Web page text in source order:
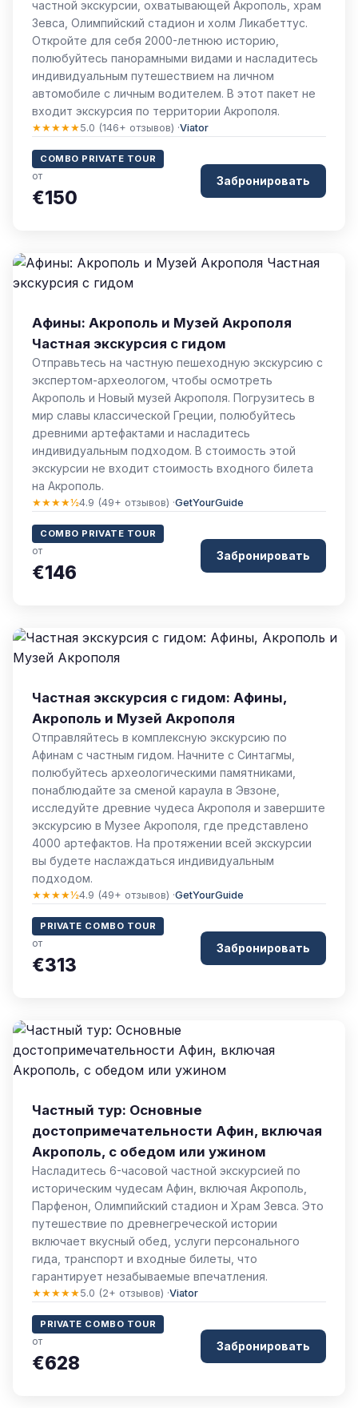
частной экскурсии, охватывающей Акрополь, храм
Зевса, Олимпийский стадион и холм Ликабеттус.
Откройте для себя 2000-летнюю историю,
полюбуйтесь панорамными видами и насладитесь
индивидуальным путешествием на личном
автомобиле с личным водителем. В этот пакет не
входит экскурсия по территории Акрополя.
★★★★★5.0 (146+ отзывов) ·Viator
COMBO PRIVATE TOUR
от
€150
Забронировать
Афины: Акрополь и Музей Акрополя
Частная экскурсия с гидом
Отправьтесь на частную пешеходную экскурсию с
экспертом-археологом, чтобы осмотреть
Акрополь и Новый музей Акрополя. Погрузитесь в
мир славы классической Греции, полюбуйтесь
древними артефактами и насладитесь
индивидуальным подходом. В стоимость этой
экскурсии не входит стоимость входного билета
на Акрополь.
★★★★½4.9 (49+ отзывов) ·GetYourGuide
COMBO PRIVATE TOUR
от
€146
Забронировать
Частная экскурсия с гидом: Афины,
Акрополь и Музей Акрополя
Отправляйтесь в комплексную экскурсию по
Афинам с частным гидом. Начните с Синтагмы,
полюбуйтесь археологическими памятниками,
понаблюдайте за сменой караула в Эвзоне,
исследуйте древние чудеса Акрополя и завершите
экскурсию в Музее Акрополя, где представлено
4000 артефактов. На протяжении всей экскурсии
вы будете наслаждаться индивидуальным
подходом.
★★★★½4.9 (49+ отзывов) ·GetYourGuide
PRIVATE COMBO TOUR
от
€313
Забронировать
Частный тур: Основные
достопримечательности Афин, включая
Акрополь, с обедом или ужином
Насладитесь 6-часовой частной экскурсией по
историческим чудесам Афин, включая Акрополь,
Парфенон, Олимпийский стадион и Храм Зевса. Это
путешествие по древнегреческой истории
включает вкусный обед, услуги персонального
гида, транспорт и входные билеты, что
гарантирует незабываемые впечатления.
★★★★★5.0 (2+ отзывов) ·Viator
PRIVATE COMBO TOUR
от
€628
Забронировать